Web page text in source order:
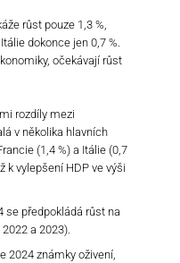
růst pouze 1,3 %,
dokonce jen 0,7 %.
očekávají růst
rozdíly mezi
v několika hlavních
(1,4 %) a Itálie (0,7
k vylepšení HDP ve výši
se předpokládá růst na
a 2023).
2024 známky oživení,